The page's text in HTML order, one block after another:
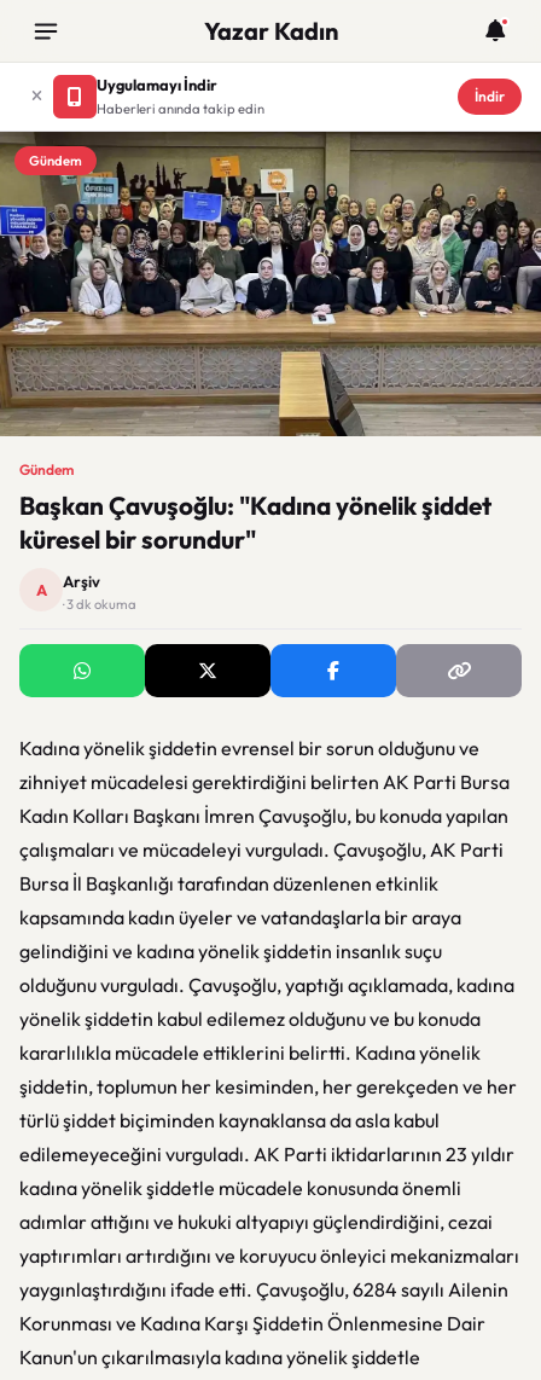
Yazar Kadın
Uygulamayı İndir
Haberleri anında takip edin
İndir
Gündem
Gündem
Başkan Çavuşoğlu: "Kadına yönelik şiddet
küresel bir sorundur"
A Arşiv
· 3 dk okuma
Kadına yönelik şiddetin evrensel bir sorun olduğunu ve
zihniyet mücadelesi gerektirdiğini belirten AK Parti Bursa
Kadın Kolları Başkanı İmren Çavuşoğlu, bu konuda yapılan
çalışmaları ve mücadeleyi vurguladı. Çavuşoğlu, AK Parti
Bursa İl Başkanlığı tarafından düzenlenen etkinlik
kapsamında kadın üyeler ve vatandaşlarla bir araya
gelindiğini ve kadına yönelik şiddetin insanlık suçu
olduğunu vurguladı. Çavuşoğlu, yaptığı açıklamada, kadına
yönelik şiddetin kabul edilemez olduğunu ve bu konuda
kararlılıkla mücadele ettiklerini belirtti. Kadına yönelik
şiddetin, toplumun her kesiminden, her gerekçeden ve her
türlü şiddet biçiminden kaynaklansa da asla kabul
edilemeyeceğini vurguladı. AK Parti iktidarlarının 23 yıldır
kadına yönelik şiddetle mücadele konusunda önemli
adımlar attığını ve hukuki altyapıyı güçlendirdiğini, cezai
yaptırımları artırdığını ve koruyucu önleyici mekanizmaları
yaygınlaştırdığını ifade etti. Çavuşoğlu, 6284 sayılı Ailenin
Korunması ve Kadına Karşı Şiddetin Önlenmesine Dair
Kanun'un çıkarılmasıyla kadına yönelik şiddetle